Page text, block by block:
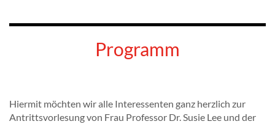
Programm
Hiermit möchten wir alle Interessenten ganz herzlich zur
Antrittsvorlesung von Frau Professor Dr. Susie Lee und der